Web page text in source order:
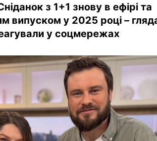
з 1+1 знову в ефірі та
випуском у 2025 році –
у соцмережах